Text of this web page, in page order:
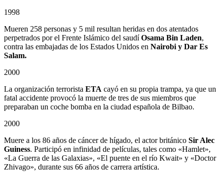
1998
Mueren 258 personas y 5 mil resultan heridas en dos atentados
perpetrados por el Frente Islámico del saudíOsama Bin Laden,
contra las embajadas de los Estados Unidos en Nairobi y Dar Es
Salam.
2000
La organización terrorista ETA cayó en su propia trampa, ya que un
fatal accidente provocó la muerte de tres de sus miembros que
preparaban un coche bomba en la ciudad española de Bilbao.
2000
Muere a los 86 años de cáncer de hígado, el actor británico Sir Alec
Guiness. Participó en infinidad de películas, tales como «Hamlet»,
«La Guerra de las Galaxias», «El puente en el río Kwait» y «Doctor
Zhivago», durante sus 66 años de carrera artística.